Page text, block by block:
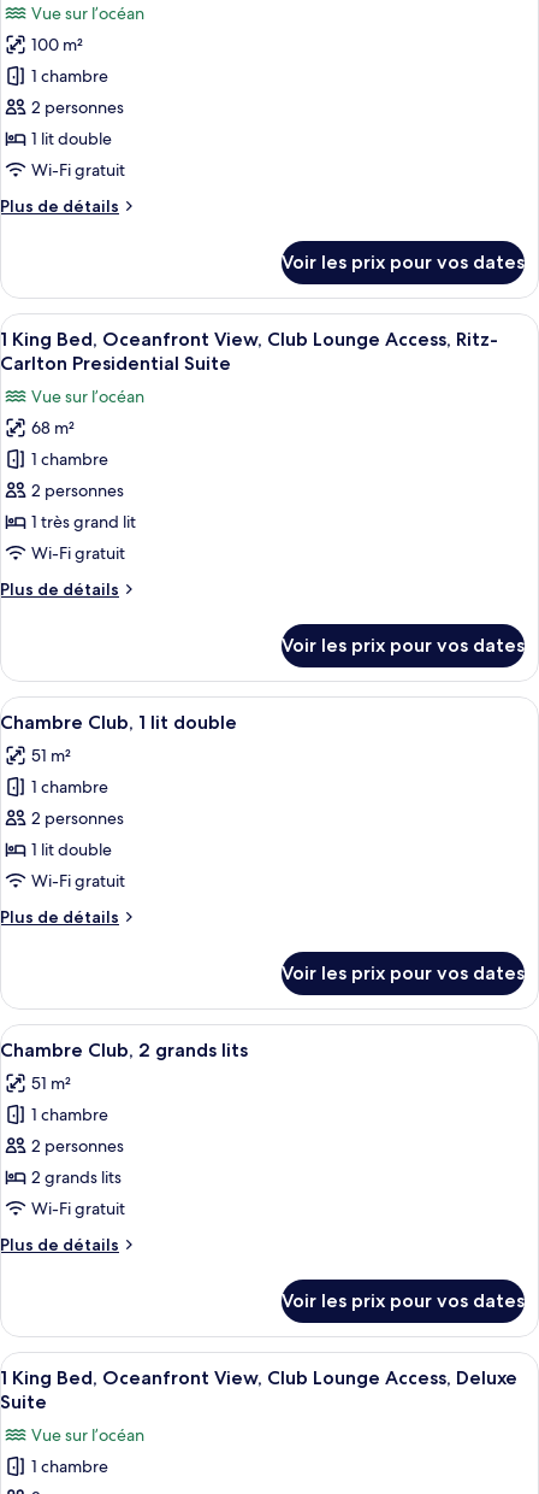
King
Bed,
Oceanfront
View,
Deluxe
photos
pour
ce
type
de
chambre :
King
View,
Club
Lounge
Access,
1-
Bedroom
Suite
Vue sur l’océan
100 m²
1 chambre
2 personnes
1 lit double
Wi-Fi gratuit
Plus de détails
Plus
le
type
de
chambre
King
Bed,
Ocean
View,
Club
Access,
1-
Suite
Voir les prix pour vos dates
Afficher
toutes
photos
pour
ce
type
de
chambre :
King
View,
Club
Lounge
Access,
Ritz-
Carlton
Presidential
Suite
Une chambre d’hôtel moderne
10
1 King Bed, Oceanfront View, Club Lounge Access, Ritz-
Carlton Presidential Suite
Vue sur l’océan
68 m²
1 chambre
2 personnes
1 très grand lit
Wi-Fi gratuit
Plus de détails
Plus
le
type
de
King
Oceanfront
View,
Club
Lounge
Access,
Suite
Voir les prix pour vos dates
Afficher
toutes
les
photos
pour
ce
type
chambre :
lit
double
Une chambre d’hôtel avec un
8
Chambre Club, 1 lit double
51 m²
1 chambre
2 personnes
1 lit double
Wi-Fi gratuit
Plus de détails
Plus
le
type
de
Chambre
Club,
lit
double
Voir les prix pour vos dates
Afficher
toutes
les
photos
pour
ce
type
chambre :
2
grands
lits
Une chambre d’hôtel avec deux lits,
6
Chambre Club, 2 grands lits
51 m²
1 chambre
2 personnes
2 grands lits
Wi-Fi gratuit
Plus de détails
Plus
le
type
de
chambre
Club,
2
grands
Voir les prix pour vos dates
Afficher
toutes
photos
pour
Une chambre d’hôtel moderne,
7
1 King Bed, Oceanfront View, Club Lounge Access, Deluxe
Suite
Vue sur l’océan
1 chambre